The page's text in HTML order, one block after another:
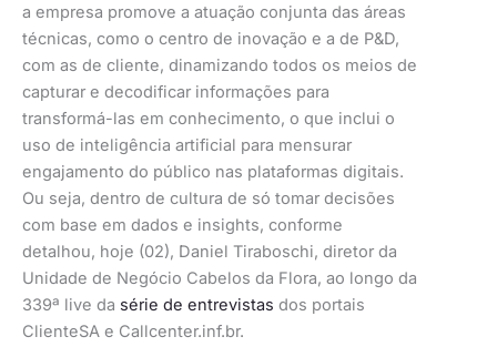
a empresa promove a atuação conjunta das áreas
técnicas, como o centro de inovação e a de P&D,
com as de cliente, dinamizando todos os meios de
capturar e decodificar informações para
transformá-las em conhecimento, o que inclui o
uso de inteligência artificial para mensurar
engajamento do público nas plataformas digitais.
Ou seja, dentro de cultura de só tomar decisões
com base em dados e insights, conforme
detalhou, hoje (02), Daniel Tiraboschi, diretor da
Unidade de Negócio Cabelos da Flora, ao longo da
339ª live da série de entrevistas dos portais
ClienteSA e Callcenter.inf.br.